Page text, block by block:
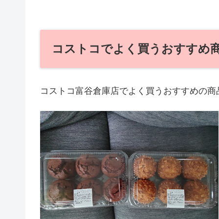
コストコでよく買うおすすめ
コストコ富谷倉庫店でよく買うおすすめの